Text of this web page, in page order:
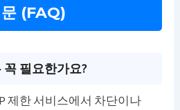
(FAQ)
꼭 필요한가요?
제한 서비스에서 차단이나